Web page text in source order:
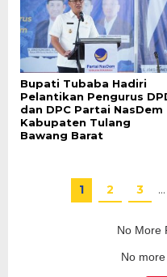
Bupati Tubaba Hadiri
Pelantikan Pengurus
dan DPC Partai NasDem
Kabupaten Tulang
Bawang Barat
1 2 3 …
No More
No